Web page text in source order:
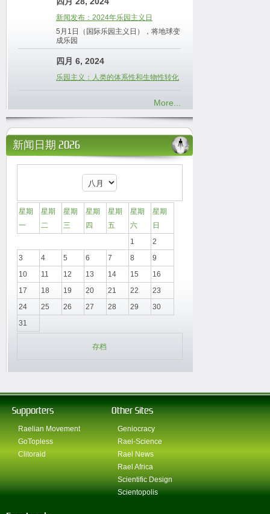
新闻发布：2024年乐园主义日
5月1日（国际乐园主义日），将地球变
成乐园
四月 6, 2024
乐园主义：人类的体系性和生物性转化
More...
新闻日期 2026
星期
一
星期
二
星期
三
星期
四
星期
五
星期
六
星期
日
1
2
3
4 5 6 7 8
9
10
11 12 13 14 15
16
17
18 19 20 21 22
23
24
25 26 27 28 29
30
31
存档
Supporters
Raelian Movement
GoTopless
Clitoraid
Other Sites
Geniocracy
Rael-Science
Rael News
Rael Africa
Scientific Design
Scientopolis